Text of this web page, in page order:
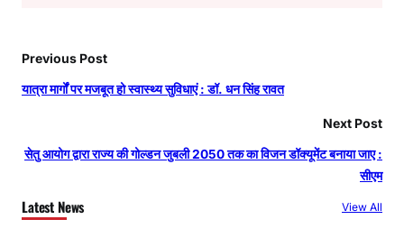
Previous Post
यात्रा मार्गों पर मजबूत हो स्वास्थ्य सुविधाएं : डॉ. धन सिंह रावत
Next Post
सेतु आयोग द्वारा राज्य की गोल्डन जुबली 2050 तक का विजन डॉक्यूमेंट बनाया जाए :
सीएम
Latest News View All